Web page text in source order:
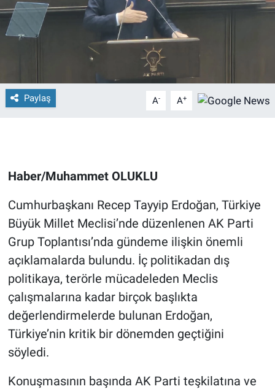
Paylaş A- A+
Haber/Muhammet OLUKLU
Cumhurbaşkanı Recep Tayyip Erdoğan, Türkiye
Büyük Millet Meclisi’nde düzenlenen AK Parti
Grup Toplantısı’nda gündeme ilişkin önemli
açıklamalarda bulundu. İç politikadan dış
politikaya, terörle mücadeleden Meclis
çalışmalarına kadar birçok başlıkta
değerlendirmelerde bulunan Erdoğan,
Türkiye’nin kritik bir dönemden geçtiğini
söyledi.
Konuşmasının başında AK Parti teşkilatına ve